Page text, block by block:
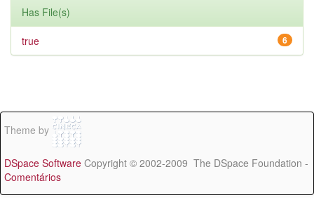
Has File(s)
6
true
Theme by
DSpace Software Copyright © 2002-2009 The DSpace Foundation -
Comentários